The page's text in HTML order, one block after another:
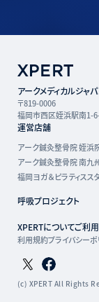
アークメディカルジャ
〒819-0006
福岡市西区姪浜駅南1-
運営店舗
アーク鍼灸整骨院 姪浜
アーク鍼灸整骨院 南九
福岡ヨガ＆ピラティス
呼吸プロジェクト
XPERTについてご利
利用規約プライバシーポ
Twitterページ
Facebook
(c) XPERT All Rights